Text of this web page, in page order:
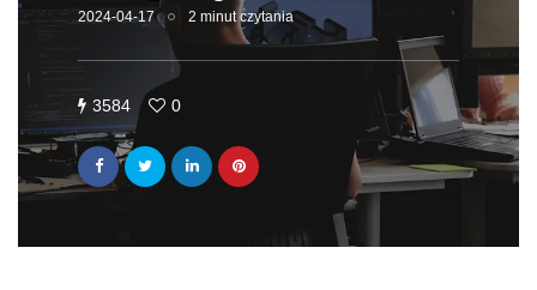
2024-04-17 2 minut czytania
3584 0